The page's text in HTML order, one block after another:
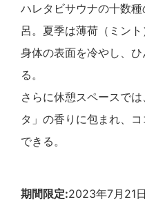
ハレタビサウナの十数
呂。夏季は薄荷（ミント
身体の表面を冷やし、
る。
さらに休憩スペースで
タ」の香りに包まれ、
できる。
期間限定:2023年7月21